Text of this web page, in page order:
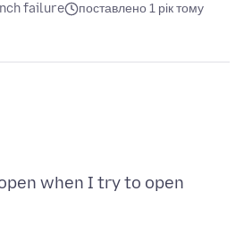
failure
поставлено 1 рік тому
when I try to open